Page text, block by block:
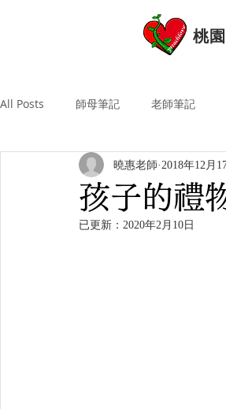
桃
All Posts 師母筆記 老師筆記
孩子的禮
曉惠老師 2018年12月
已更新： 2020年2月10日